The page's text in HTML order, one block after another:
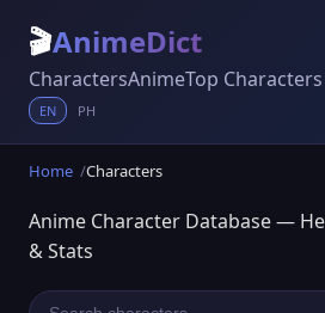
🎬AnimeDict
CharactersAnimeTop Characters
EN PH
Home Characters
Anime Character Database —
& Stats